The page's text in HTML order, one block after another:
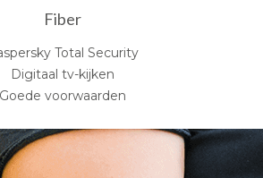
Fiber
Total Security
Digitaal tv-kijken
Goede voorwaarden